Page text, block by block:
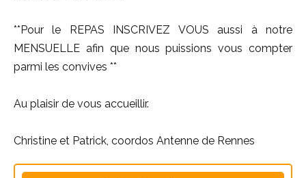
**Pour le REPAS INSCRIVEZ VOUS aussi à notre
MENSUELLE afin que nous puissions vous compter
parmi les convives **
Au plaisir de vous accueillir.
Christine et Patrick, coordos Antenne de Rennes